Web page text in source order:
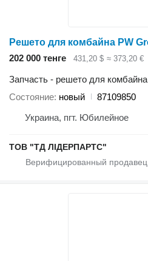
202 000 тенге 431,20 $ ≈ 373,20 €
Запчасть - решето для комбайна
Состояние новый
87109850
Украина, пгт. Юбилейное
ТОВ "ТД ЛІДЕРПАРТС"